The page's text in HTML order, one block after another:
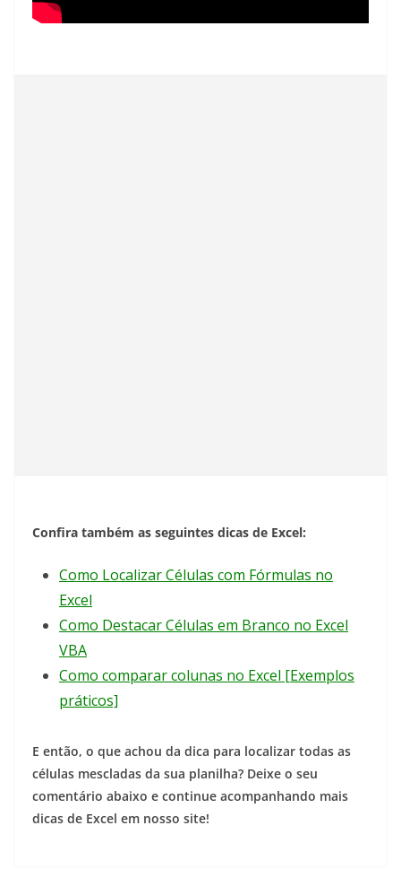
Confira também as seguintes dicas de Excel:
Como Localizar Células com Fórmulas no
Excel
Como Destacar Células em Branco no Excel
VBA
Como comparar colunas no Excel [Exemplos
práticos]
E então, o que achou da dica para localizar todas as
células mescladas da sua planilha? Deixe o seu
comentário abaixo e continue acompanhando mais
dicas de Excel em nosso site!